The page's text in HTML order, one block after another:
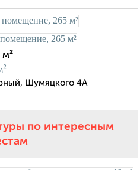
м²
Шумяцкого 4А
по интересным